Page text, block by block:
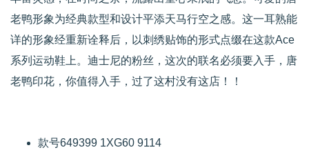
老鸭形象为经典款型和设计平添天马行空之感。这一耳熟能
详的形象经重新诠释后，以刺绣贴饰的形式点缀在这款Ace
系列运动鞋上。迪士尼的粉丝，这次的联名必须要入手，唐
老鸭印花，你值得入手，过了这村没有这店！！
款号649399 1XG60 9114